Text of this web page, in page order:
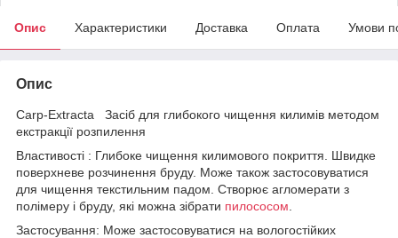
Опис Характеристики Доставка Оплата Умови
Опис
Carp-Extracta Засіб для глибокого чищення килимів методом
екстракції розпилення
Властивості : Глибоке чищення килимового покриття. Швидке
поверхневе розчинення бруду. Може також застосовуватися
для чищення текстильним падом. Створює агломерати з
полімеру і бруду, які можна зібрати пилососом
Застосування: Може застосовуватися на вологостійких